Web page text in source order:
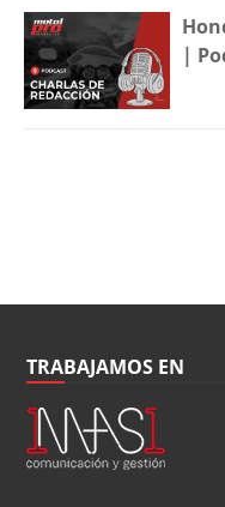
|
TRABAJAMOS EN